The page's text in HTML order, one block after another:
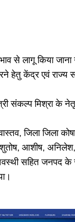
से लागू किया
हेतु केंद्र एवं राज्य
संकल्प मिश्रा के
जिला जिला
आशीष,
सहित जनपद के